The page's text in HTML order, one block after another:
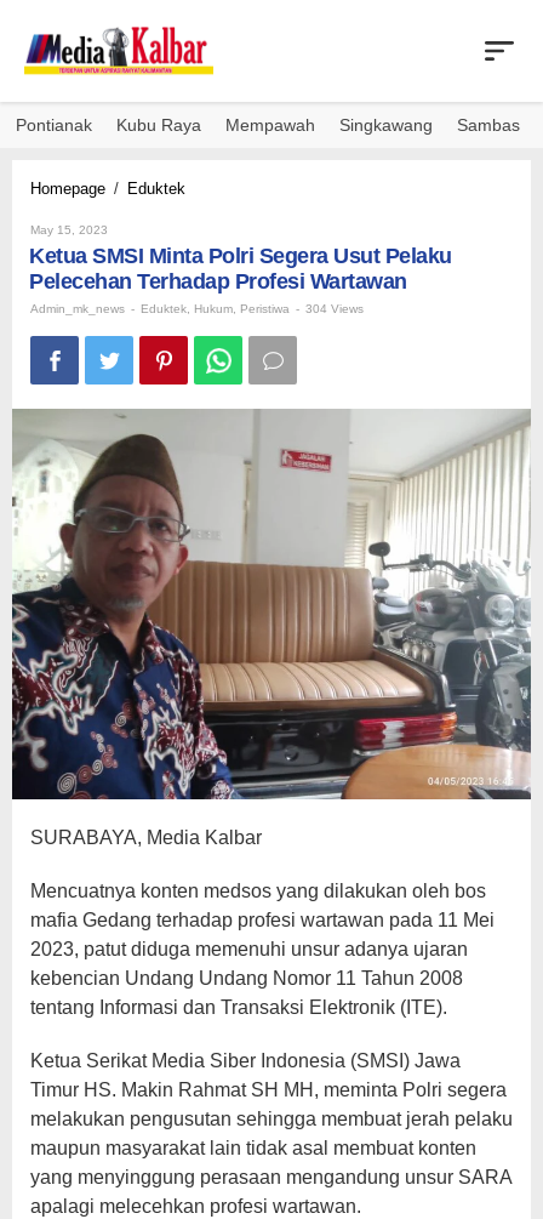
content
Pontianak Kubu Raya Mempawah Singkawang Sambas
Homepage / Eduktek
Polri
Segera
Pelaku
Pelecehan
Terhadap
Profesi
Wartawan
May 15, 2023
Ketua SMSI Minta Polri Segera Usut Pelaku
Pelecehan Terhadap Profesi Wartawan
Admin_mk_news - Eduktek Hukum Peristiwa - 304 Views
SURABAYA, Media Kalbar
Mencuatnya konten medsos yang dilakukan oleh bos
mafia Gedang terhadap profesi wartawan pada 11 Mei
2023, patut diduga memenuhi unsur adanya ujaran
kebencian Undang Undang Nomor 11 Tahun 2008
tentang Informasi dan Transaksi Elektronik (ITE).
Ketua Serikat Media Siber Indonesia (SMSI) Jawa
Timur HS. Makin Rahmat SH MH, meminta Polri segera
melakukan pengusutan sehingga membuat jerah pelaku
maupun masyarakat lain tidak asal membuat konten
yang menyinggung perasaan mengandung unsur SARA
apalagi melecehkan profesi wartawan.